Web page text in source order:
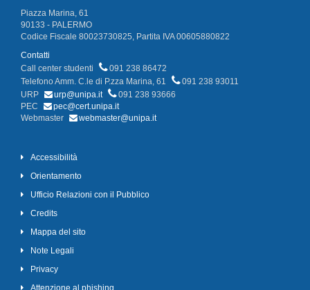
Piazza Marina, 61
90133 - PALERMO
Codice Fiscale 80023730825, Partita IVA 00605880822
Contatti
Call center studenti
091 238 86472
Telefono Amm. C.le di P.zza Marina, 61
091 238 93011
URP
urp@unipa.it
091 238 93666
PEC
pec@cert.unipa.it
Webmaster
webmaster@unipa.it
Accessibilità
Orientamento
Ufficio Relazioni con il Pubblico
Credits
Mappa del sito
Note Legali
Privacy